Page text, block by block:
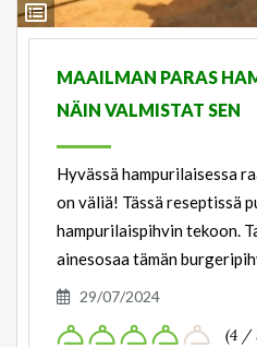
View
Ingredients
MAAILMAN PARAS
NÄIN VALMISTAT SEN
Hyvässä hampurilaisessa
on väliä! Tässä reseptissä
hampurilaispihvin tekoon.
ainesosaa tämän
29/07/2024
(4 /